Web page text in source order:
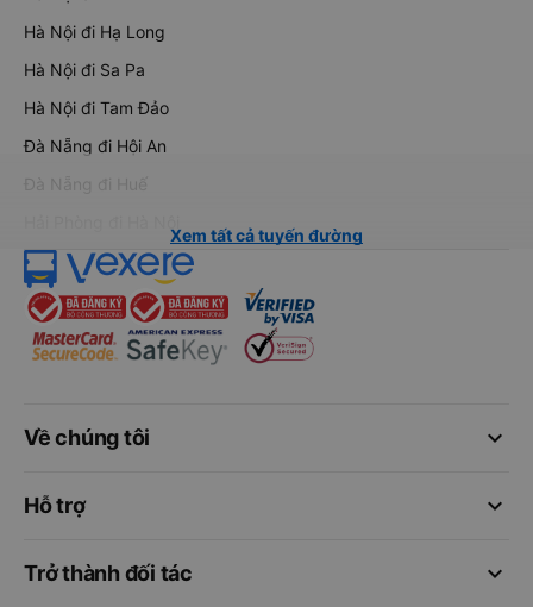
Hà Nội đi Hạ Long
Hà Nội đi Sa Pa
Hà Nội đi Tam Đảo
Đà Nẵng đi Hội An
Đà Nẵng đi Huế
Xem tất cả tuyến đường
keyboard_arrow_down
Về chúng tôi
keyboard_arrow_down
Hỗ trợ
keyboard_arrow_down
Trở thành đối tác